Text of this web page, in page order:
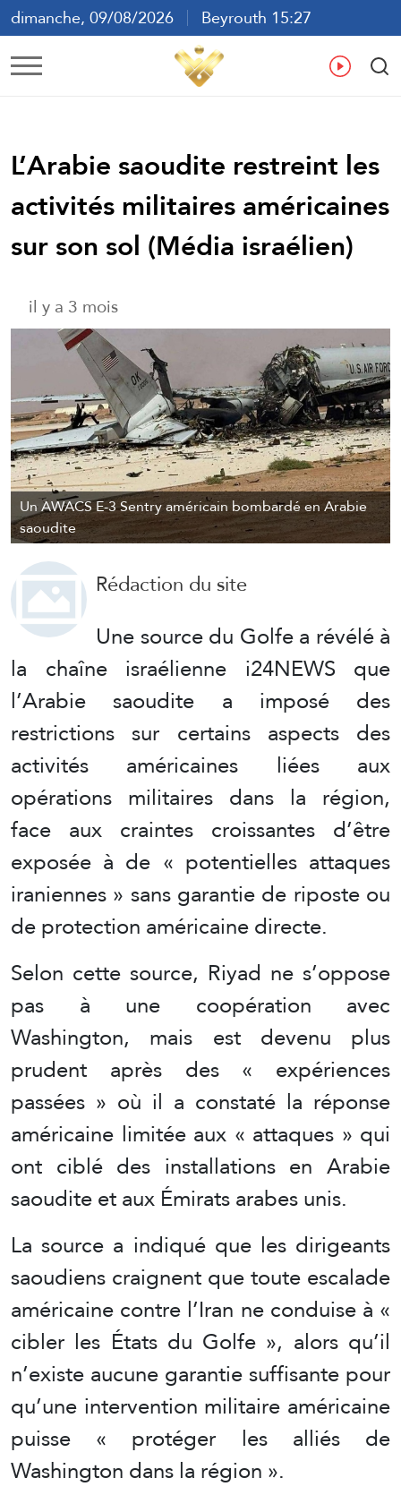
dimanche, 09/08/2026
Beyrouth 15:27
ع
L’Arabie saoudite restreint les
activités militaires américaines
sur son sol (Média israélien)
il y a 3 mois
Un AWACS E-3 Sentry américain bombardé en Arabie
saoudite
Rédaction du site
Une source du Golfe a révélé à
la chaîne israélienne i24NEWS que
l’Arabie saoudite a imposé des
restrictions sur certains aspects des
activités américaines liées aux
opérations militaires dans la région,
face aux craintes croissantes d’être
exposée à de « potentielles attaques
iraniennes » sans garantie de riposte ou
de protection américaine directe.
Selon cette source, Riyad ne s’oppose
pas à une coopération avec
Washington, mais est devenu plus
prudent après des « expériences
passées » où il a constaté la réponse
américaine limitée aux « attaques » qui
ont ciblé des installations en Arabie
saoudite et aux Émirats arabes unis.
La source a indiqué que les dirigeants
saoudiens craignent que toute escalade
américaine contre l’Iran ne conduise à «
cibler les États du Golfe », alors qu’il
n’existe aucune garantie suffisante pour
qu’une intervention militaire américaine
puisse « protéger les alliés de
Washington dans la région ».